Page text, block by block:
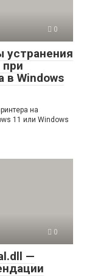
0
в Windows
на
11 или Windows
0
—